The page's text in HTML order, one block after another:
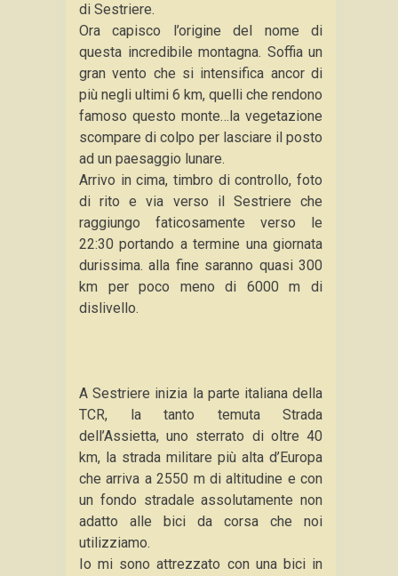
di Sestriere.
Ora capisco l’origine del nome di
questa incredibile montagna. Soffia un
gran vento che si intensifica ancor di
più negli ultimi 6 km, quelli che rendono
famoso questo monte…la vegetazione
scompare di colpo per lasciare il posto
ad un paesaggio lunare.
Arrivo in cima, timbro di controllo, foto
di rito e via verso il Sestriere che
raggiungo faticosamente verso le
22:30 portando a termine una giornata
durissima. alla fine saranno quasi 300
km per poco meno di 6000 m di
dislivello.
A Sestriere inizia la parte italiana della
TCR, la tanto temuta Strada
dell’Assietta, uno sterrato di oltre 40
km, la strada militare più alta d’Europa
che arriva a 2550 m di altitudine e con
un fondo stradale assolutamente non
adatto alle bici da corsa che noi
utilizziamo.
Io mi sono attrezzato con una bici in